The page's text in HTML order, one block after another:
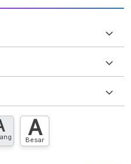
sekarang
A
Besar